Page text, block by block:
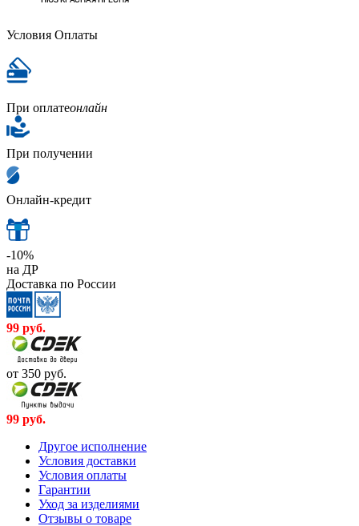
Условия Оплаты
При оплатеонлайн
При получении
Онлайн-кредит
-10%
на ДР
Доставка по России
99 руб.
от 350 руб.
99 руб.
Другое исполнение
Условия доставки
Условия оплаты
Гарантии
Уход за изделиями
Отзывы о товаре